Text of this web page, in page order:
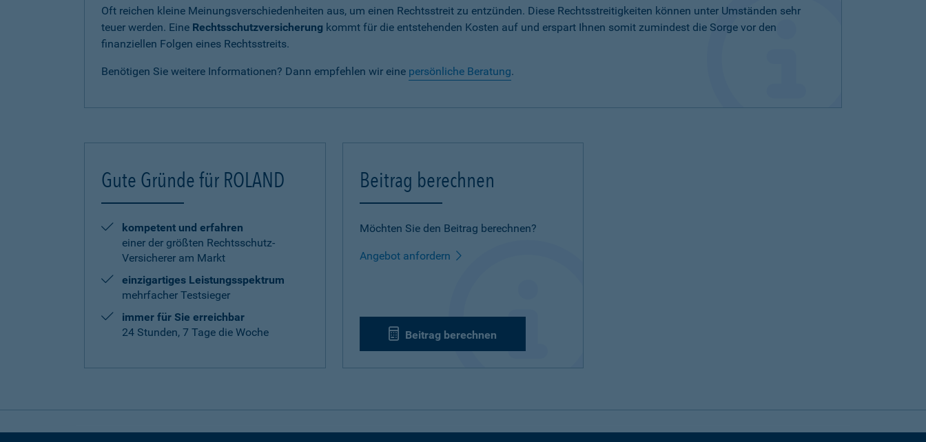
Oft reichen kleine Meinungsverschiedenheiten aus, um einen Rechtsstreit zu entzünden. Diese Rechtsstreitigkeiten können unter Umständen sehr
teuer werden. Eine Rechtsschutzversicherung kommt für die entstehenden Kosten auf und erspart Ihnen somit zumindest die Sorge vor den
finanziellen Folgen eines Rechtsstreits.
Benötigen Sie weitere Informationen? Dann empfehlen wir eine persönliche Beratung.
Gute Gründe für ROLAND
kompetent und erfahren
einer der größten Rechtsschutz-
Versicherer am Markt
einzigartiges Leistungsspektrum
mehrfacher Testsieger
immer für Sie erreichbar
24 Stunden, 7 Tage die Woche
Beitrag berechnen
Möchten Sie den Beitrag berechnen?
Angebot anfordern
Beitrag berechnen